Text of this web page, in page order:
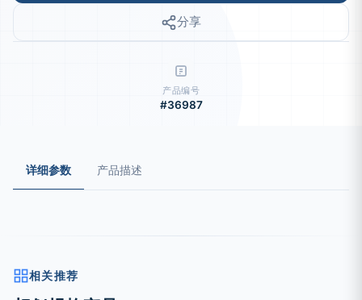
分享
产品编号
#36987
详细参数 产品描述
相关推荐